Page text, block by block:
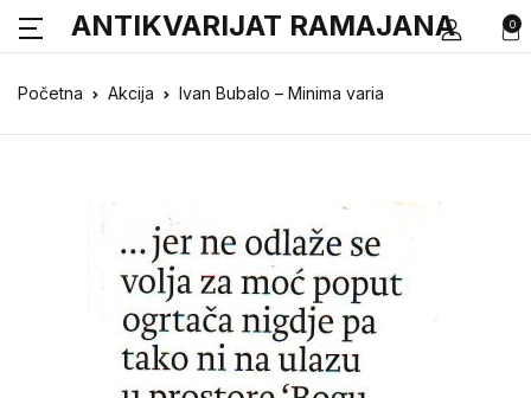
0
ANTIKVARIJAT RAMAJANA
Početna Akcija Ivan Bubalo – Minima varia